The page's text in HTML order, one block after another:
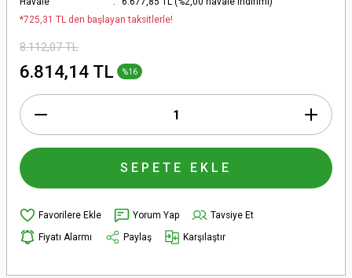
*725,31 TL den başlayan taksitlerle!
8.112,07 TL
6.814,14 TL %16
SEPETE EKLE
Yorum Yap
Tavsiye Et
Fiyatı Alarmı
Paylaş Karşılaştır